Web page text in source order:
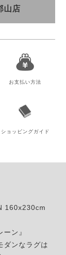
山店
お支払い方法
ショッピングガイド
160x230cm
ン』
ダンなラグは